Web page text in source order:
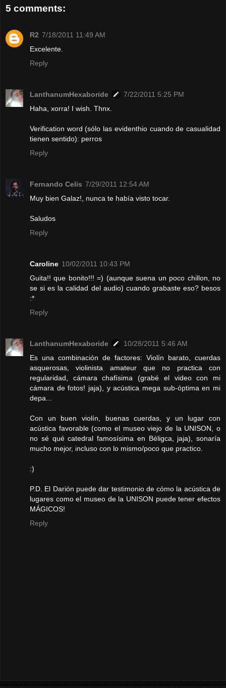
5 comments:
R2 7/18/2011 11:49 AM
Excelente.
Reply
LanthanumHexaboride
7/22/2011 5:25 PM
Haha, xorra! I wish. Thnx.
Verification word (sólo las evidenthio cuando de casualidad
tienen sentido): perros
Reply
Fernando Celis 7/29/2011 12:54 AM
Muy bien Galaz!, nunca te había visto tocar.
Saludos
Reply
Caroline 10/02/2011 10:43 PM
Guita!! que bonito!!! =) (aunque suena un poco chillon, no
se si es la calidad del audio) cuando grabaste eso? besos
:*
Reply
LanthanumHexaboride
10/28/2011 5:46 AM
Es una combinación de factores: Violín barato, cuerdas
asquerosas, violinista amateur que no practica con
regularidad, cámara chafísima (grabé el video con mi
cámara de fotos! jaja), y acústica mega sub-óptima en mi
depa...
Con un buen violín, buenas cuerdas, y un lugar con
acústica favorable (como el museo viejo de la UNISON, o
no sé qué catedral famosísima en Béligca, jaja), sonaría
mucho mejor, incluso con lo mismo/poco que practico.
:)
P.D. El Darión puede dar testimonio de cómo la acústica de
lugares como el museo de la UNISON puede tener efectos
MÁGICOS!
Reply